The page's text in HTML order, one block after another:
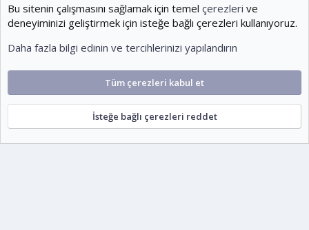
1,954
Son üye
KOEditor
Cookies Ko-ParsV2
Türkçe (TR)
Gizlilik politikası Yardım Ana sayfa
S
escort